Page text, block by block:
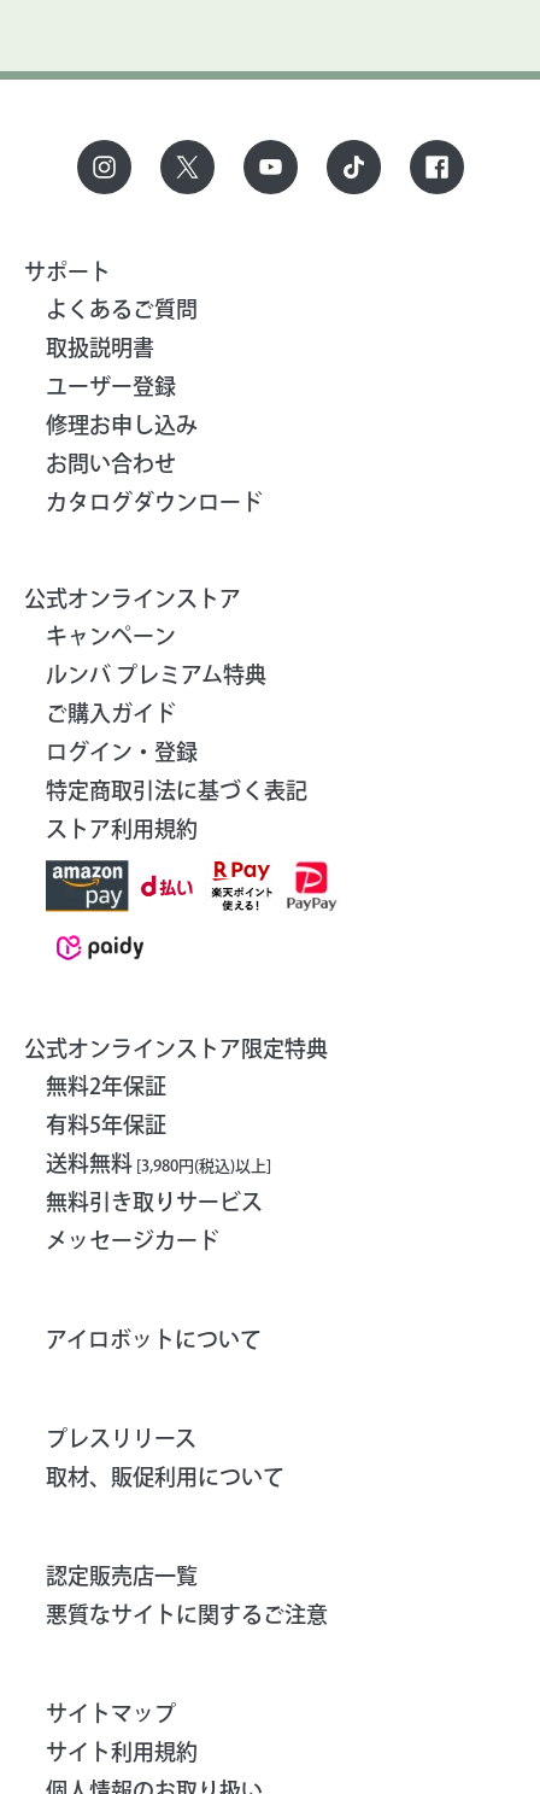
サポート
よくあるご質問
取扱説明書
ユーザー登録
修理お申し込み
お問い合わせ
カタログダウンロード
公式オンラインストア
キャンペーン
ルンバ プレミアム特典
ご購入ガイド
ログイン・登録
特定商取引法に基づく表記
ストア利用規約
公式オンラインストア限定特典
無料2年保証
有料5年保証
送料無料 [3,980円(税込)以上]
無料引き取りサービス
メッセージカード
アイロボットについて
プレスリリース
取材、販促利用について
認定販売店一覧
悪質なサイトに関するご注意
サイトマップ
サイト利用規約